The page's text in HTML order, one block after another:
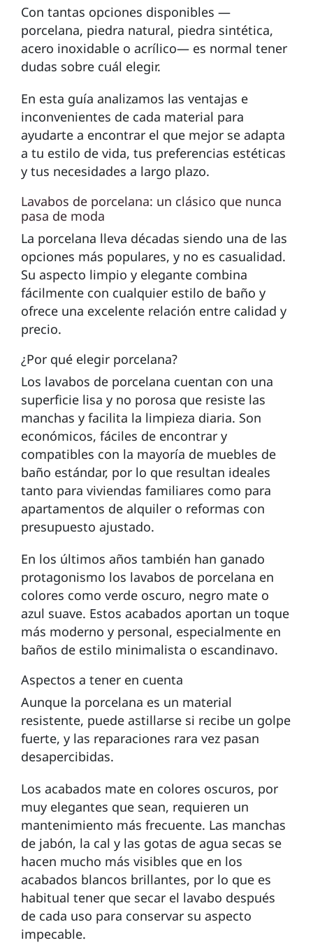
Con tantas opciones disponibles —
porcelana, piedra natural, piedra sintética,
acero inoxidable o acrílico— es normal tener
dudas sobre cuál elegir.
En esta guía analizamos las ventajas e
inconvenientes de cada material para
ayudarte a encontrar el que mejor se adapta
a tu estilo de vida, tus preferencias estéticas
y tus necesidades a largo plazo.
Lavabos de porcelana: un clásico que nunca
pasa de moda
La porcelana lleva décadas siendo una de las
opciones más populares, y no es casualidad.
Su aspecto limpio y elegante combina
fácilmente con cualquier estilo de baño y
ofrece una excelente relación entre calidad y
precio.
¿Por qué elegir porcelana?
Los lavabos de porcelana cuentan con una
superficie lisa y no porosa que resiste las
manchas y facilita la limpieza diaria. Son
económicos, fáciles de encontrar y
compatibles con la mayoría de muebles de
baño estándar, por lo que resultan ideales
tanto para viviendas familiares como para
apartamentos de alquiler o reformas con
presupuesto ajustado.
En los últimos años también han ganado
protagonismo los lavabos de porcelana en
colores como verde oscuro, negro mate o
azul suave. Estos acabados aportan un toque
más moderno y personal, especialmente en
baños de estilo minimalista o escandinavo.
Aspectos a tener en cuenta
Aunque la porcelana es un material
resistente, puede astillarse si recibe un golpe
fuerte, y las reparaciones rara vez pasan
desapercibidas.
Los acabados mate en colores oscuros, por
muy elegantes que sean, requieren un
mantenimiento más frecuente. Las manchas
de jabón, la cal y las gotas de agua secas se
hacen mucho más visibles que en los
acabados blancos brillantes, por lo que es
habitual tener que secar el lavabo después
de cada uso para conservar su aspecto
impecable.